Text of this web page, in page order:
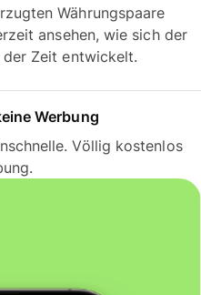
Währungspaare
ansehen, wie sich der
der Zeit entwickelt.
Werbung
Völlig kostenlos